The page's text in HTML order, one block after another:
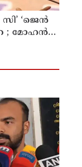
‘ജെൻ
; മോഹൻ